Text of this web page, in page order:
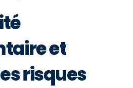
et
risques